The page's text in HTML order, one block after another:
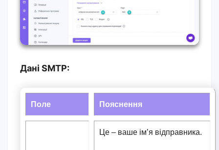
Дані SMTP:
Поле Пояснення
Це – ваше імʼя відправника.